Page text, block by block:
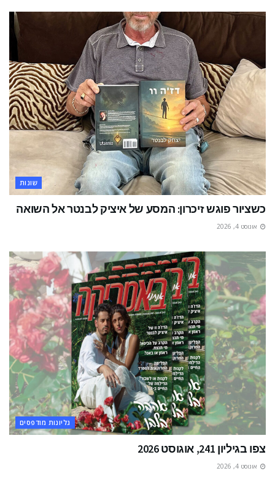
שונות
כשציור פוגש זיכרון: המסע של איציק לבנטר אל השואה
אוגוסט 4, 2026
גליונות מודפסים
צפו בגיליון 241, אוגוסט 2026
אוגוסט 4, 2026